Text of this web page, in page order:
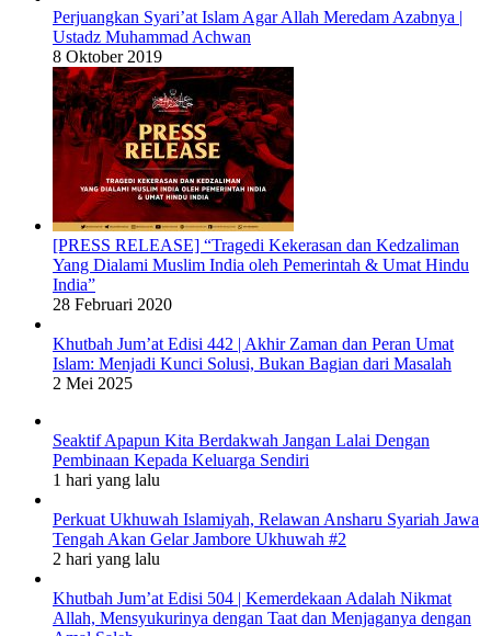
Perjuangkan Syari’at Islam Agar Allah Meredam Azabnya |
Ustadz Muhammad Achwan
8 Oktober 2019
[PRESS RELEASE] “Tragedi Kekerasan dan Kedzaliman
Yang Dialami Muslim India oleh Pemerintah & Umat Hindu
India”
28 Februari 2020
Khutbah Jum’at Edisi 442 | Akhir Zaman dan Peran Umat
Islam: Menjadi Kunci Solusi, Bukan Bagian dari Masalah
2 Mei 2025
Seaktif Apapun Kita Berdakwah Jangan Lalai Dengan
Pembinaan Kepada Keluarga Sendiri
1 hari yang lalu
Perkuat Ukhuwah Islamiyah, Relawan Ansharu Syariah Jawa
Tengah Akan Gelar Jambore Ukhuwah #2
2 hari yang lalu
Khutbah Jum’at Edisi 504 | Kemerdekaan Adalah Nikmat
Allah, Mensyukurinya dengan Taat dan Menjaganya dengan